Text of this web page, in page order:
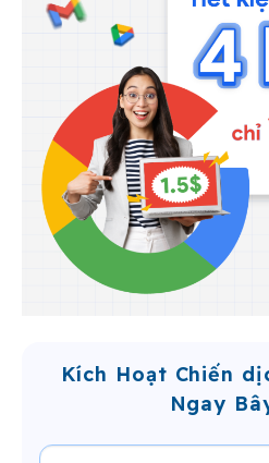
Kích Hoạt Chiến
Ngay